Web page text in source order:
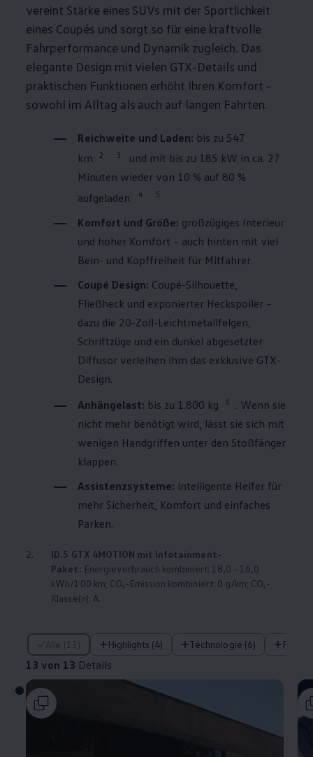
vereint Stärke eines SUVs mit der Sportlichkeit
eines Coupés und sorgt so für eine kraftvolle
Fahrperformance und Dynamik zugleich. Das
elegante Design mit vielen GTX-Details und
praktischen Funktionen erhöht Ihren Komfort –
sowohl im Alltag als auch auf langen Fahrten.
Reichweite und Laden: bis zu 547
km
2 3
und mit bis zu 185 kW in ca. 27
Minuten wieder von 10 % auf 80 %
aufgeladen.
4 5
Komfort und Größe: großzügiges Interieur
und hoher Komfort – auch hinten mit viel
Bein- und Kopffreiheit für Mitfahrer.
Coupé Design: Coupé-Silhouette,
Fließheck und exponierter Heckspoiler –
dazu die 20-Zoll-Leichtmetallfelgen,
Schriftzüge und ein dunkel abgesetzter
Diffusor verleihen ihm das exklusive GTX-
Design.
Anhängelast: bis zu 1.800 kg 6
. Wenn sie
nicht mehr benötigt wird, lässt sie sich mit
wenigen Handgriffen unter den Stoßfänger
klappen.
Assistenzsysteme: intelligente Helfer für
mehr Sicherheit, Komfort und einfaches
Parken.
2. ID.5 GTX 4MOTION mit Infotainment-
Paket: Energieverbrauch kombiniert: 18,0 - 16,0
kWh/100 km; CO₂-Emission kombiniert: 0 g/km; CO₂-
Klasse(n): A.
Alle (13) Highlights (4) Technologie (6)
13 von 13 Details
13 von 13 Details